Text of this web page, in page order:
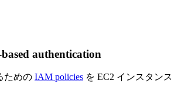
authentication
ための IAM policies を EC2 インスタン